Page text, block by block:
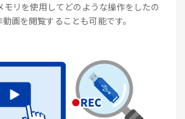
モリを使用してどのような操作をしたの
画を閲覧することも可能です。